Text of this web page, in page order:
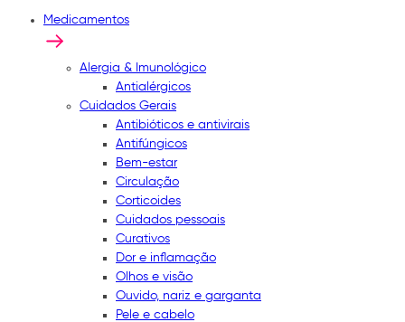
Medicamentos
Alergia & Imunológico
Antialérgicos
Cuidados Gerais
Antibióticos e antivirais
Antifúngicos
Bem-estar
Circulação
Corticoides
Cuidados pessoais
Curativos
Dor e inflamação
Olhos e visão
Ouvido, nariz e garganta
Pele e cabelo